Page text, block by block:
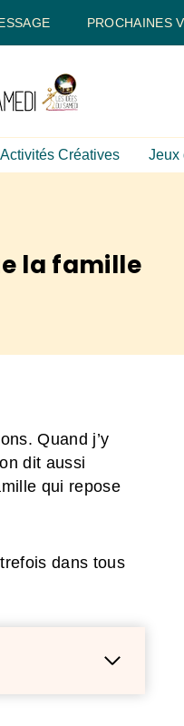
PROCHAINES
Activités Créatives Jeux
la famille
Quand j’y
dit aussi
qui repose
dans tous